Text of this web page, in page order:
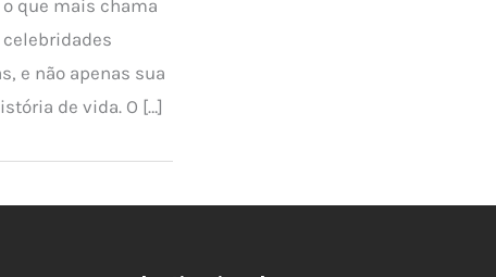
que mais chama
celebridades
e não apenas sua
de vida. O […]